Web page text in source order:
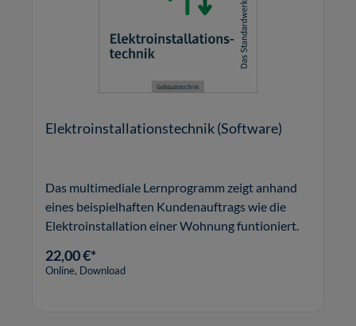
Elektroinstallationstechnik (Software)
Das multimediale Lernprogramm zeigt anhand
eines beispielhaften Kundenauftrags wie die
Elektroinstallation einer Wohnung funtioniert.
22,00 €*
Online, Download